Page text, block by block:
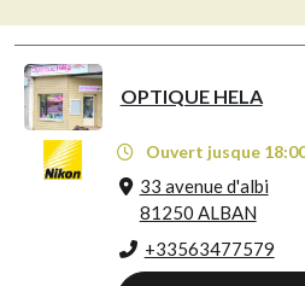
OPTIQUE HELA
Ouvert jusque
33 avenue d'albi
81250 ALBAN
+33563477579